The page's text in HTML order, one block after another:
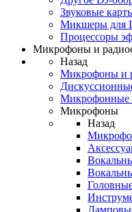
Звуковые
Микшеры для
Процессоры
Микрофоны и
Назад
Микрофоны и
Микрофонные
Микрофоны
Назад